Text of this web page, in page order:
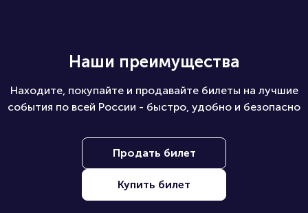
Наши преимущества
Находите, покупайте и продавайте билеты на лучшие
события по всей России - быстро, удобно и безопасно
Продать билет
Купить билет